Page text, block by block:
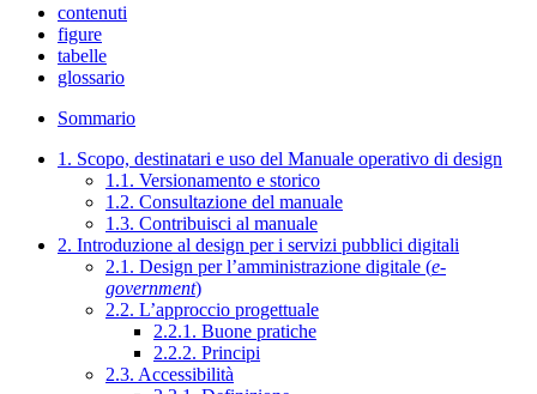
contenuti
figure
tabelle
glossario
Sommario
1. Scopo, destinatari e uso del Manuale operativo di design
1.1. Versionamento e storico
1.2. Consultazione del manuale
1.3. Contribuisci al manuale
2. Introduzione al design per i servizi pubblici digitali
2.1. Design per l’amministrazione digitale (e-
government)
2.2. L’approccio progettuale
2.2.1. Buone pratiche
2.2.2. Principi
2.3. Accessibilità